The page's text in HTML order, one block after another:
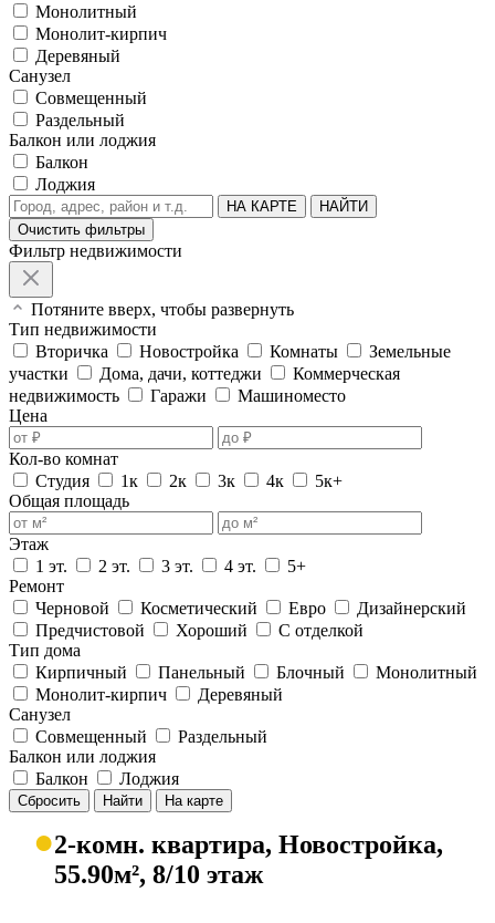
Монолитный
Монолит-кирпич
Деревяный
Санузел
Совмещенный
Раздельный
Балкон или лоджия
Балкон
Лоджия
НА КАРТЕ
НАЙТИ
Очистить фильтры
Фильтр недвижимости
Потяните вверх, чтобы развернуть
Тип недвижимости
Вторичка
Новостройка Комнаты
Земельные
участки
Дома, дачи, коттеджи
Коммерческая
недвижимость
Гаражи
Машиноместо
Цена
Кол-во комнат
Студия
1к 2к 3к 4к
5к+
Общая площадь
Этаж
1 эт.
2 эт. 3 эт. 4 эт.
5+
Ремонт
Черновой
Косметический Евро
Дизайнерский
Предчистовой
Хороший
С отделкой
Тип дома
Кирпичный
Панельный Блочный
Монолитный
Монолит-кирпич
Деревяный
Санузел
Совмещенный
Раздельный
Балкон или лоджия
Балкон
Лоджия
Сбросить Найти На карте
●2-комн. квартира, Новостройка,
55.90м², 8/10 этаж